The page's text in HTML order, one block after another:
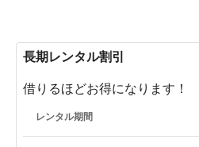
長期レンタル割引
借りるほどお得になります！
レンタル期間